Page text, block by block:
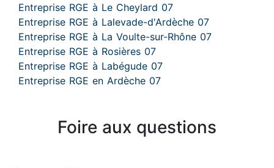
Entreprise RGE à Le Cheylard 07
Entreprise RGE à Lalevade-d'Ardèche 07
Entreprise RGE à La Voulte-sur-Rhône 07
Entreprise RGE à Rosières 07
Entreprise RGE à Labégude 07
Entreprise RGE en Ardèche 07
Foire aux questions